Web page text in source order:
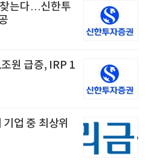
는다…신한투
원 급증, IRP 1
업 중 최상위